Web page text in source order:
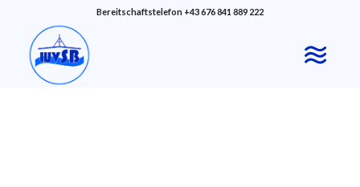
Bereitschaftstelefon +43 676 841 889 222